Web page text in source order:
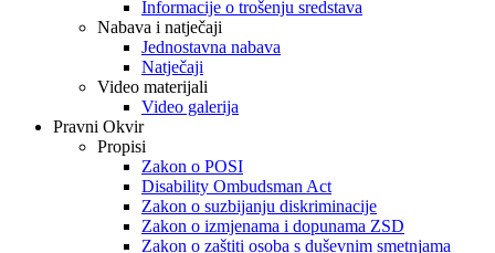
Informacije o trošenju sredstava
Nabava i natječaji
Jednostavna nabava
Natječaji
Video materijali
Video galerija
Pravni Okvir
Propisi
Zakon o POSI
Disability Ombudsman Act
Zakon o suzbijanju diskriminacije
Zakon o izmjenama i dopunama ZSD
Zakon o zaštiti osoba s duševnim smetnjama